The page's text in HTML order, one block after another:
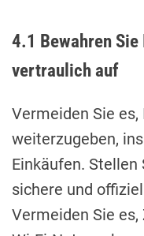
4.1 Bewahren
vertraulich auf
Vermeiden Sie
weiterzugeben,
Einkäufen. Stellen
sichere und
Vermeiden Sie